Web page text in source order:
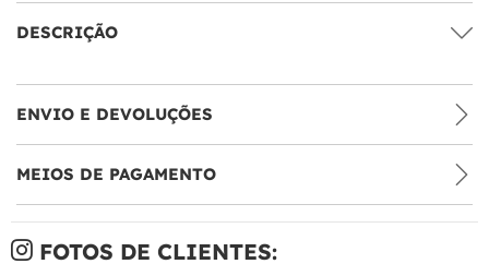
DESCRIÇÃO
ENVIO E DEVOLUÇÕES
MEIOS DE PAGAMENTO
FOTOS DE CLIENTES: